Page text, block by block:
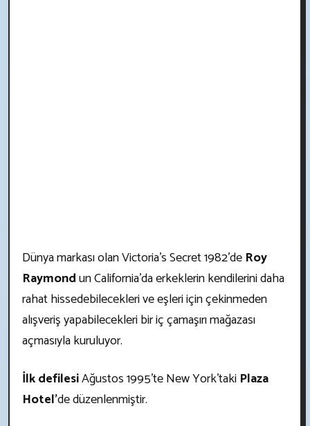
Dünya markası olan Victoria's Secret 1982’de Roy
Raymondun California’da erkeklerin kendilerini daha
rahat hissedebilecekleri ve eşleri için çekinmeden
alışveriş yapabilecekleri bir iç çamaşırı mağazası
açmasıyla kuruluyor.
İlk defilesiAğustos 1995'te New York'taki Plaza
Hotel'de düzenlenmiştir.